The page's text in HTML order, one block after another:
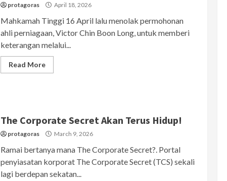
protagoras April 18, 2026
Mahkamah Tinggi 16 April lalu menolak permohonan
ahli perniagaan, Victor Chin Boon Long, untuk memberi
keterangan melalui...
Read More
The Corporate Secret Akan Terus Hidup!
protagoras March 9, 2026
Ramai bertanya mana The Corporate Secret?. Portal
penyiasatan korporat The Corporate Secret (TCS) sekali
lagi berdepan sekatan...